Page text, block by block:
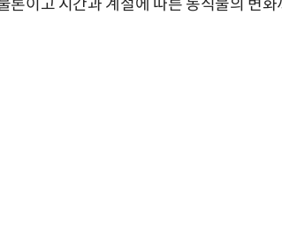
론이고 시간과 계절에 따른 동식물의 변